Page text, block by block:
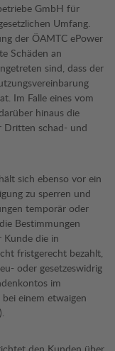
GmbH für
Umfang.
der ÖAMTC ePower
Schäden an
sind, dass der
Im Falle eines vom
hinaus die
Dritten schad- und
sich ebenso vor ein
zu sperren und
temporär oder
Bestimmungen
Kunde die in
fristgerecht bezahlt,
oder gesetzeswidrig
im
einem etwaigen
den Kunden über